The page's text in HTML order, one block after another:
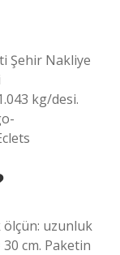
Şehir Nakliye
kg/desi.
uzunluk
cm. Paketin